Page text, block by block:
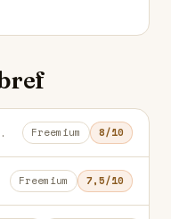
et réfléchir. Freemium 8/10
Freemium 7,5/10